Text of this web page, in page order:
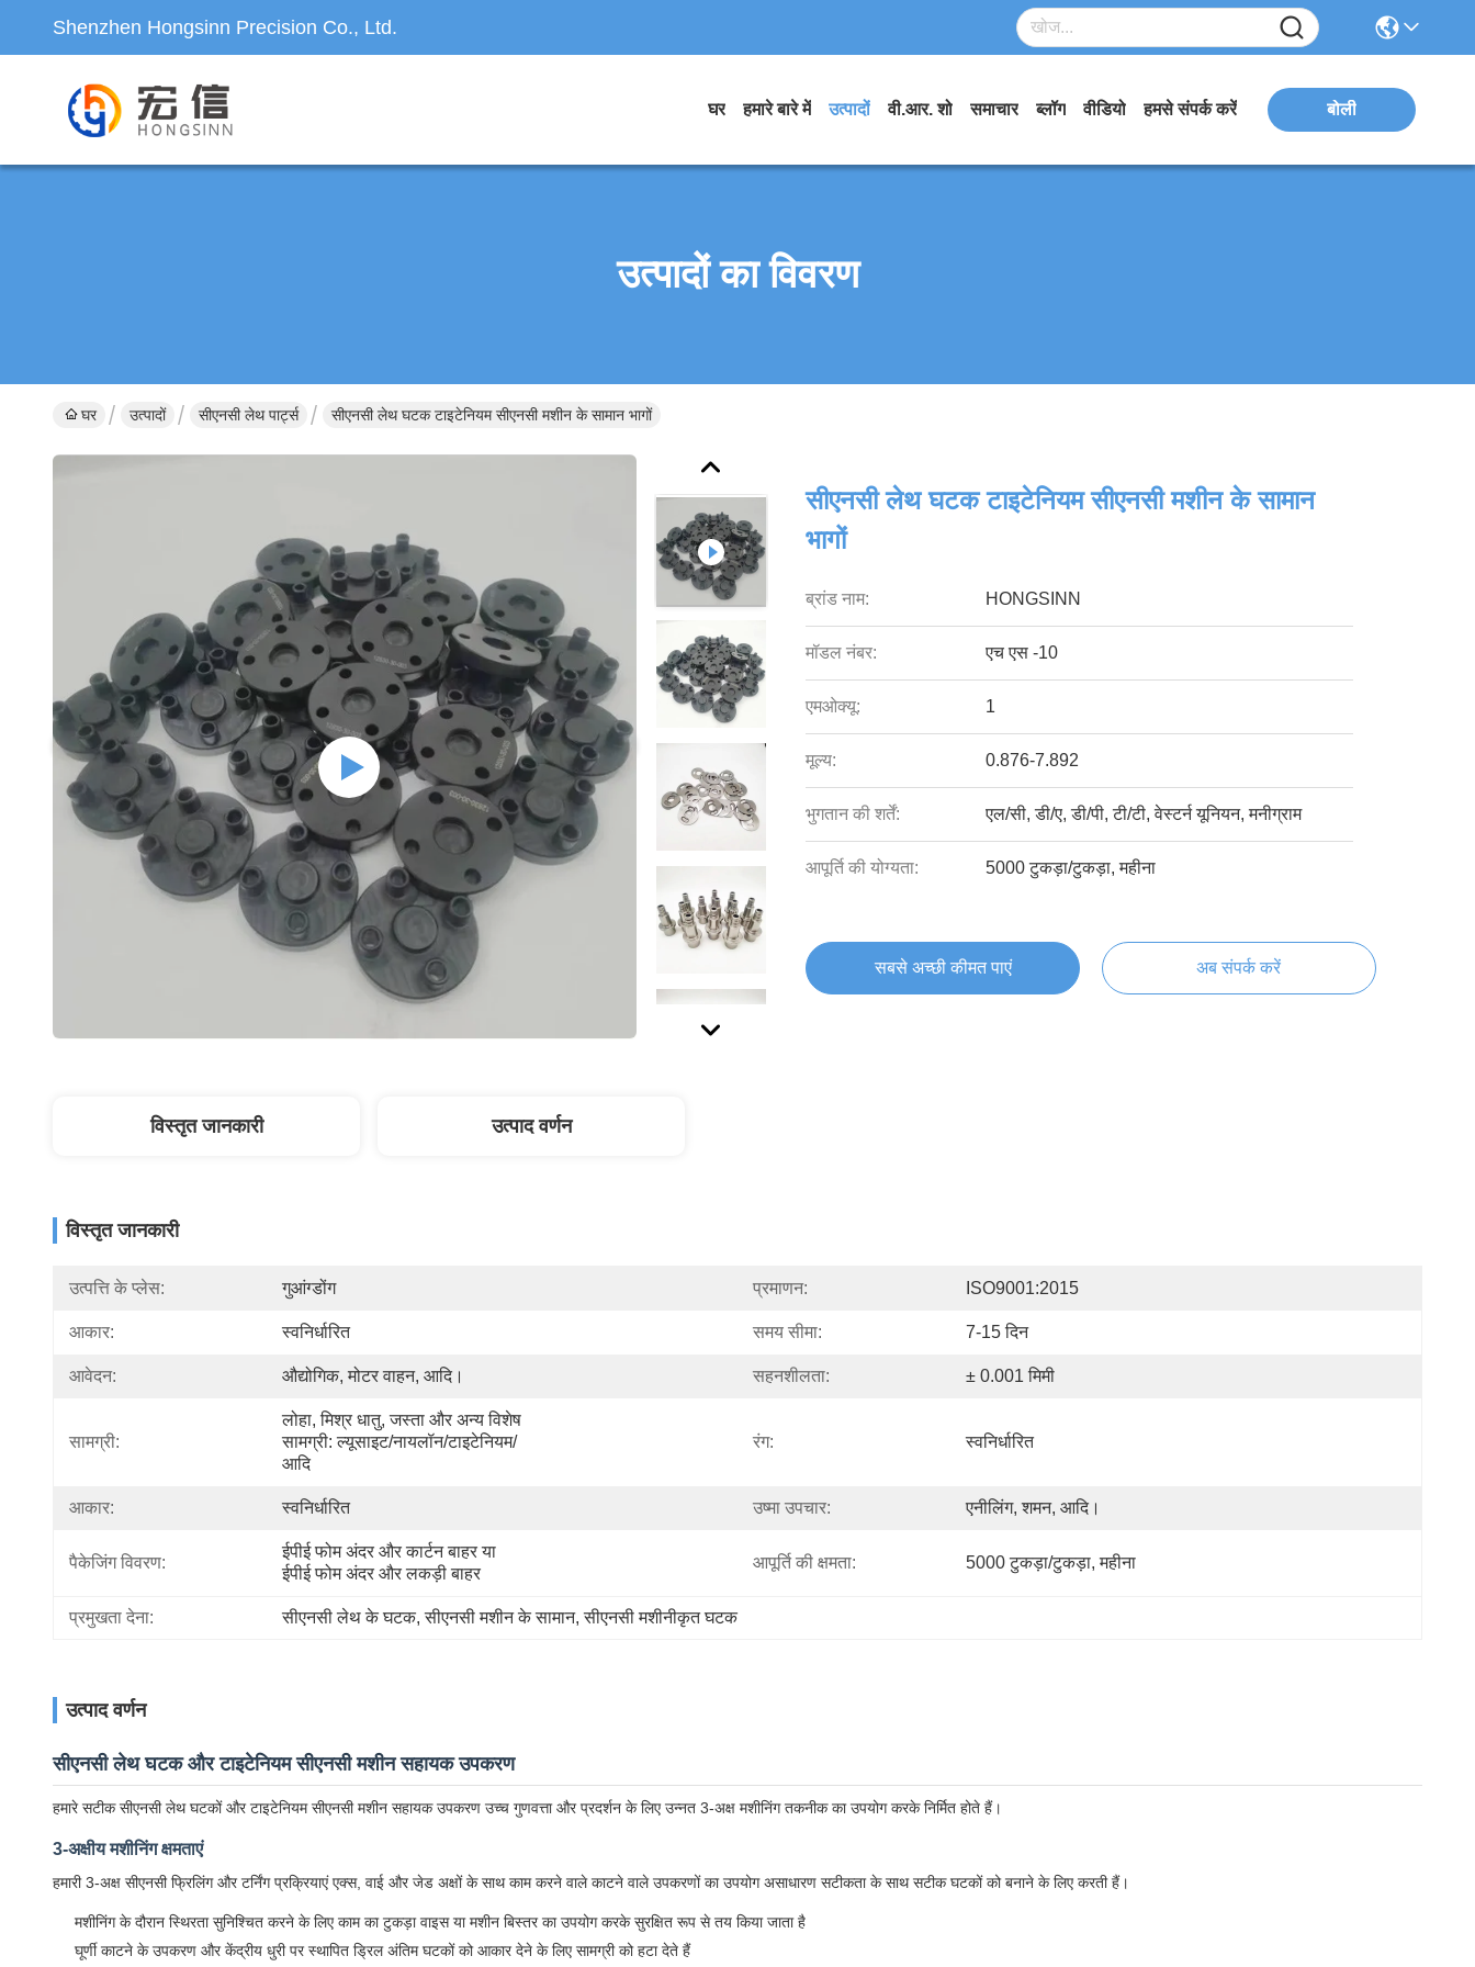
Shenzhen Hongsinn Precision Co., Ltd.
घर हमारे बारे में उत्पादों वी.आर. शो समाचार ब्लॉग वीडियो हमसे संपर्क करें बोली
उत्पादों का विवरण
घर उत्पादों सीएनसी लेथ पार्ट्स सीएनसी लेथ घटक टाइटेनियम सीएनसी मशीन के सामान भागों
सीएनसी लेथ घटक टाइटेनियम सीएनसी मशीन के सामान
भागों
ब्रांड नाम: HONGSINN
मॉडल नंबर: एच एस -10
एमओक्यू: 1
मूल्य: 0.876-7.892
भुगतान की शर्तें: एल/सी, डी/ए, डी/पी, टी/टी, वेस्टर्न यूनियन, मनीग्राम
आपूर्ति की योग्यता: 5000 टुकड़ा/टुकड़ा, महीना
सबसे अच्छी कीमत पाएं अब संपर्क करें
विस्तृत जानकारी उत्पाद वर्णन
विस्तृत जानकारी
उत्पत्ति के प्लेस: गुआंग्डोंग प्रमाणन: ISO9001:2015
आकार: स्वनिर्धारित समय सीमा: 7-15 दिन
आवेदन: औद्योगिक, मोटर वाहन, आदि। सहनशीलता: ± 0.001 मिमी
सामग्री:
लोहा, मिश्र धातु, जस्ता और अन्य विशेष
सामग्री: ल्यूसाइट/नायलॉन/टाइटेनियम/
आदि
रंग: स्वनिर्धारित
आकार: स्वनिर्धारित उष्मा उपचार: एनीलिंग, शमन, आदि।
पैकेजिंग विवरण:
ईपीई फोम अंदर और कार्टन बाहर या
ईपीई फोम अंदर और लकड़ी बाहर
आपूर्ति की क्षमता: 5000 टुकड़ा/टुकड़ा, महीना
प्रमुखता देना: सीएनसी लेथ के घटक, सीएनसी मशीन के सामान, सीएनसी मशीनीकृत घटक
उत्पाद वर्णन
सीएनसी लेथ घटक और टाइटेनियम सीएनसी मशीन सहायक उपकरण
हमारे सटीक सीएनसी लेथ घटकों और टाइटेनियम सीएनसी मशीन सहायक उपकरण उच्च गुणवत्ता और प्रदर्शन के लिए उन्नत 3-अक्ष मशीनिंग तकनीक का उपयोग करके निर्मित होते हैं।
3-अक्षीय मशीनिंग क्षमताएं
हमारी 3-अक्ष सीएनसी फ्रिलिंग और टर्निंग प्रक्रियाएं एक्स, वाई और जेड अक्षों के साथ काम करने वाले काटने वाले उपकरणों का उपयोग असाधारण सटीकता के साथ सटीक घटकों को बनाने के लिए करती हैं।
मशीनिंग के दौरान स्थिरता सुनिश्चित करने के लिए काम का टुकड़ा वाइस या मशीन बिस्तर का उपयोग करके सुरक्षित रूप से तय किया जाता है
घूर्णी काटने के उपकरण और केंद्रीय धुरी पर स्थापित ड्रिल अंतिम घटकों को आकार देने के लिए सामग्री को हटा देते हैं